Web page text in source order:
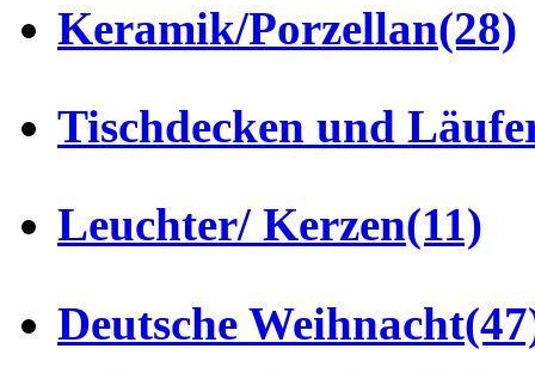
Keramik/Porzellan(28)
Tischdecken und
Leuchter/ Kerzen(11)
Deutsche Weihnacht